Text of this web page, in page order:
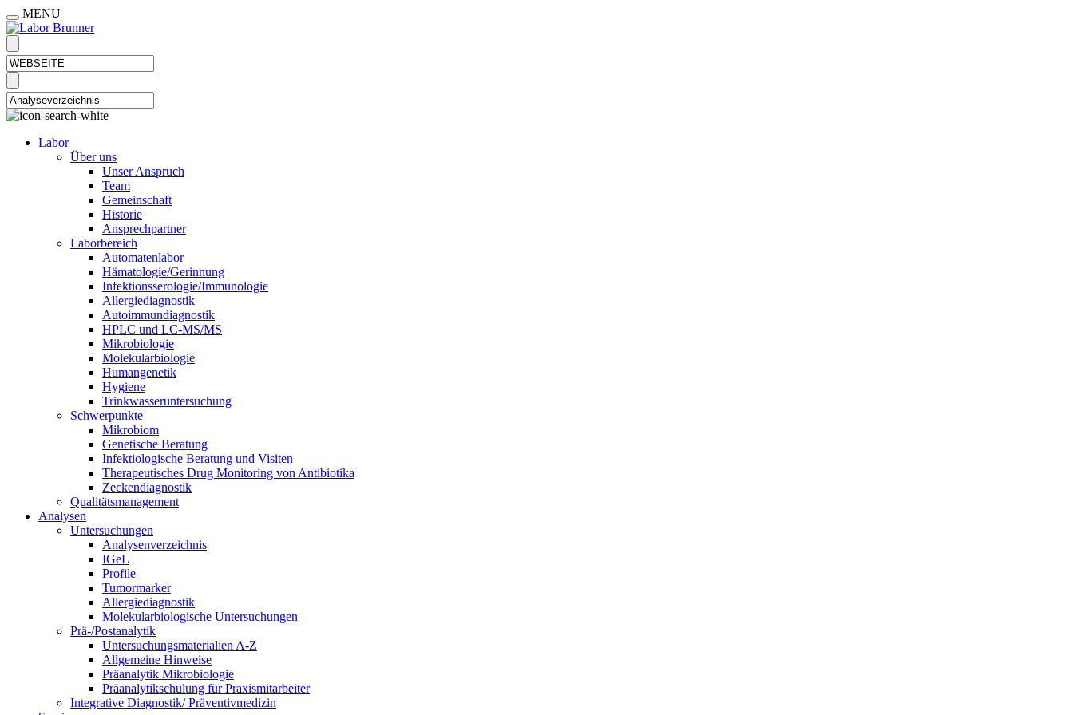
MENU
Labor
Über uns
Unser Anspruch
Team
Gemeinschaft
Historie
Ansprechpartner
Laborbereich
Automatenlabor
Hämatologie/Gerinnung
Infektionsserologie/Immunologie
Allergiediagnostik
Autoimmundiagnostik
HPLC und LC-MS/MS
Mikrobiologie
Molekularbiologie
Humangenetik
Hygiene
Trinkwasseruntersuchung
Schwerpunkte
Mikrobiom
Genetische Beratung
Infektiologische Beratung und Visiten
Therapeutisches Drug Monitoring von Antibiotika
Zeckendiagnostik
Qualitätsmanagement
Analysen
Untersuchungen
Analysenverzeichnis
IGeL
Profile
Tumormarker
Allergiediagnostik
Molekularbiologische Untersuchungen
Prä-/Postanalytik
Untersuchungsmaterialien A-Z
Allgemeine Hinweise
Präanalytik Mikrobiologie
Präanalytikschulung für Praxismitarbeiter
Integrative Diagnostik/ Präventivmedizin